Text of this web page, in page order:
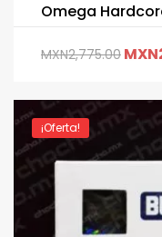
Omega
MXN2,775.00 MXN
¡Oferta!